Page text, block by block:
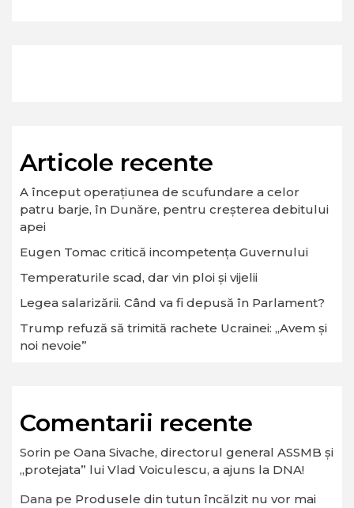
Articole recente
A început operaţiunea de scufundare a celor
patru barje, în Dunăre, pentru creşterea debitului
apei
Eugen Tomac critică incompetența Guvernului
Temperaturile scad, dar vin ploi și vijelii
Legea salarizării. Când va fi depusă în Parlament?
Trump refuză să trimită rachete Ucrainei: „Avem și
noi nevoie”
Comentarii recente
Sorin pe Oana Sivache, directorul general ASSMB și
„protejata” lui Vlad Voiculescu, a ajuns la DNA!
Dana pe Produsele din tutun încălzit nu vor mai